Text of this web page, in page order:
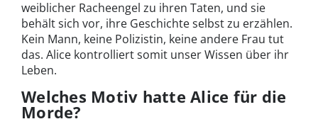
weiblicher Racheengel zu ihren Taten, und sie
behält sich vor, ihre Geschichte selbst zu erzählen.
Kein Mann, keine Polizistin, keine andere Frau tut
das. Alice kontrolliert somit unser Wissen über ihr
Leben.
Welches Motiv hatte Alice für die
Morde?